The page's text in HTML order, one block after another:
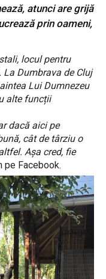
atunci are grijă
prin oameni,
locul pentru
Dumbrava de Cluj
Lui Dumnezeu
alte funcții
dacă aici pe
cât de târziu o
Așa cred, fie
pe Facebook.